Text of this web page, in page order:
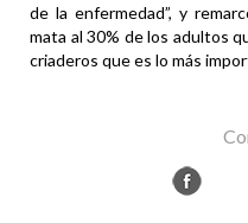
de la enfermedad”, y
mata al 30% de los adultos
criaderos que es lo más